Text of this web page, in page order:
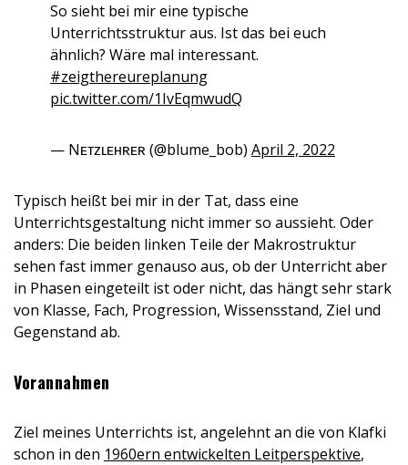
So sieht bei mir eine typische
Unterrichtsstruktur aus. Ist das bei euch
ähnlich? Wäre mal interessant.
#zeigthereureplanung
pic.twitter.com/1IvEqmwudQ
— Nᴇᴛᴢʟᴇʜʀᴇʀ (@blume_bob) April 2, 2022
Typisch heißt bei mir in der Tat, dass eine
Unterrichtsgestaltung nicht immer so aussieht. Oder
anders: Die beiden linken Teile der Makrostruktur
sehen fast immer genauso aus, ob der Unterricht aber
in Phasen eingeteilt ist oder nicht, das hängt sehr stark
von Klasse, Fach, Progression, Wissensstand, Ziel und
Gegenstand ab.
Vorannahmen
Ziel meines Unterrichts ist, angelehnt an die von Klafki
schon in den 1960ern entwickelten Leitperspektive,